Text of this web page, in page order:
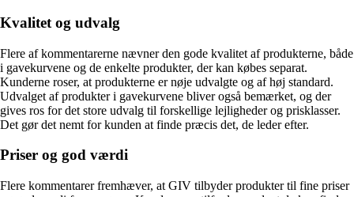
Kvalitet og udvalg
Flere af kommentarerne nævner den gode kvalitet af produkterne, både
i gavekurvene og de enkelte produkter, der kan købes separat.
Kunderne roser, at produkterne er nøje udvalgte og af høj standard.
Udvalget af produkter i gavekurvene bliver også bemærket, og der
gives ros for det store udvalg til forskellige lejligheder og prisklasser.
Det gør det nemt for kunden at finde præcis det, de leder efter.
Priser og god værdi
Flere kommentarer fremhæver, at GIV tilbyder produkter til fine priser